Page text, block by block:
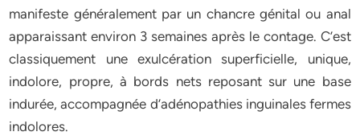
manifeste généralement par un chancre génital ou anal
apparaissant environ 3 semaines après le contage. C’est
classiquement une exulcération superficielle, unique,
indolore, propre, à bords nets reposant sur une base
indurée, accompagnée d’adénopathies inguinales fermes
indolores.